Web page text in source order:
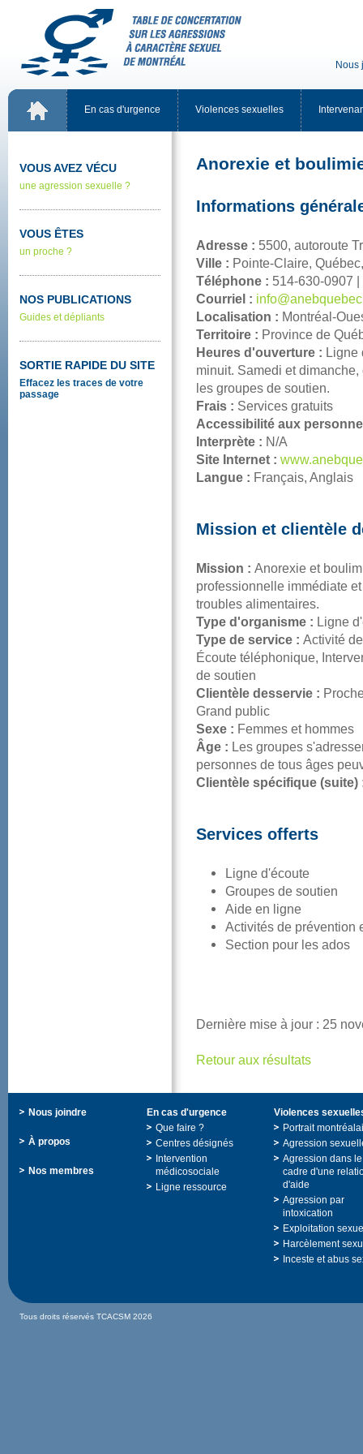
Encasd'urgence Violencessexuelles
VOUSAVEZVÉCU
uneagressionsexuelle?
VOUSÊTES
unproche?
NOSPUBLICATIONS
Guidesetdépliants
SORTIERAPIDEDUSITE
Effacezlestracesdevotre
passage
Adresse:
Ville: Pointe-
Téléphone: 514-630-
Courriel:
Localisation: Montréal-
Territoire:
Heuresd'ouverture:
lesgroupesdesoutien.
Frais: Servicesgratuits
Interprète: N/A
SiteInternet:
Langue: Français,Anglais
Mission:
troublesalimentaires.
Typed'organisme:
Typedeservice:
desoutien
Clientèledesservie:
Grandpublic
Sexe: Femmesethommes
Âge:
Servicesofferts
Ligned'écoute
Groupesdesoutien
Aideenligne
Sectionpourlesados
Retourauxrésultats
Nousjoindre
Àpropos
Nosmembres
Encasd'urgence
Quefaire?
Centresdésignés
Intervention
médicosociale
Ligneressource
Agressiondansle
d'aide
Agressionpar
intoxication
TousdroitsréservésTCACSM2026